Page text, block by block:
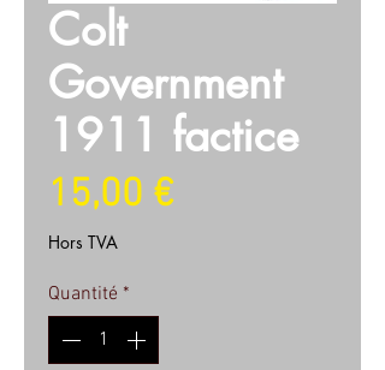
Colt
Government
1911 factice
15,00 €Prix
Hors TVA
Quantité *